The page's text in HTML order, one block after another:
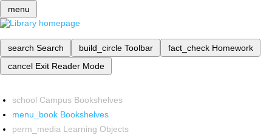
menu
search Search build_circle Toolbar fact_check Homework
cancel Exit Reader Mode
school Campus Bookshelves
menu_book Bookshelves
perm_media Learning Objects